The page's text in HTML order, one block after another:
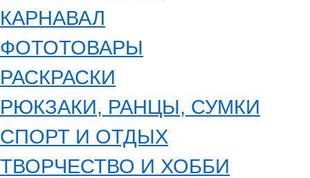
КАРНАВАЛ
ФОТОТОВАРЫ
РАСКРАСКИ
РЮКЗАКИ, РАНЦЫ, СУМКИ
СПОРТ И ОТДЫХ
ТВОРЧЕСТВО И ХОББИ